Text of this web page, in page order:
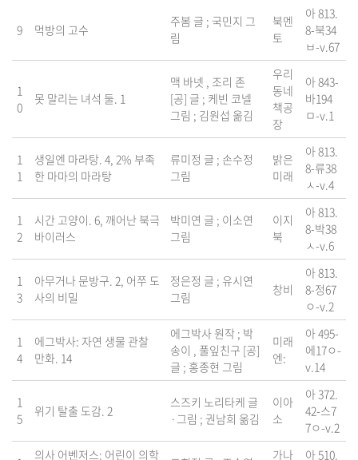
9 먹방의 고수
주봄 글 ; 국민지 그
림
북멘
토
아 813.
8-북34
ㅂ-v.67
1
0
못 말리는 녀석 둘. 1
맥 바넷 , 조리 존
[공] 글 ; 케빈 코넬
그림 ; 김원섭 옮김
우리
동네
책공
장
아 843-
바194
ㅁ-v.1
1
1
생일엔 마라탕. 4, 2% 부족
한 마마의 마라탕
류미정 글 ; 손수정
그림
밝은
미래
아 813.
8-류38
ㅅ-v.4
1
2
시간 고양이. 6, 깨어난 북극
바이러스
박미연 글 ; 이소연
그림
이지
북
아 813.
8-박38
ㅅ-v.6
1
3
아무거나 문방구. 2, 어쭈 도
사의 비밀
정은정 글 ; 유시연
그림
창비
아 813.
8-정67
ㅇ-v.2
1
4
에그박사: 자연 생물 관찰
만화. 14
에그박사 원작 ; 박
송이 , 풀잎친구 [공]
글 ; 홍종현 그림
미래
엔:
아 495-
에17ㅇ-
v.14
1
5
위기 탈출 도감. 2
스즈키 노리타케 글
·그림 ; 권남희 옮김
이아
소
아 372.
42-스7
7ㅇ-v.2
의사 어벤저스: 어린이 의학
가나
아 510.